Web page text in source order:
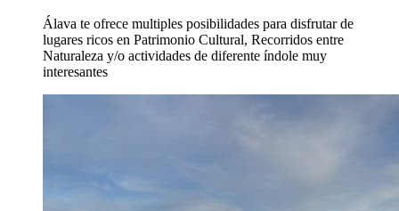
Álava te ofrece multiples posibilidades para disfrutar de
lugares ricos en Patrimonio Cultural, Recorridos entre
Naturaleza y/o actividades de diferente índole muy
interesantes